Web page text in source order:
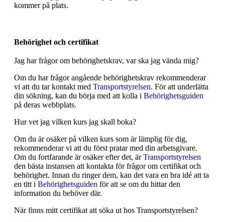
kommer på plats.
Behörighet och certifikat
Jag har frågor om behörighetskrav, var ska jag vända mig?
Om du har frågor angående behörighetskrav rekommenderar
vi att du tar kontakt med Transportstyrelsen. För att underlätta
din sökning, kan du börja med att kolla i Behörighetsguiden
på deras webbplats.
Hur vet jag vilken kurs jag skall boka?
Om du är osäker på vilken kurs som är lämplig för dig,
rekommenderar vi att du först pratar med din arbetsgivare.
Om du fortfarande är osäker efter det, ärTransportstyrelsen
den bästa instansen att kontakta för frågor om certifikat och
behörighet. Innan du ringer dem, kan det vara en bra idé att ta
en titt i Behörighetsguiden för att se om du hittar den
information du behöver där.
När finns mitt certifikat att söka ut hos Transportstyrelsen?